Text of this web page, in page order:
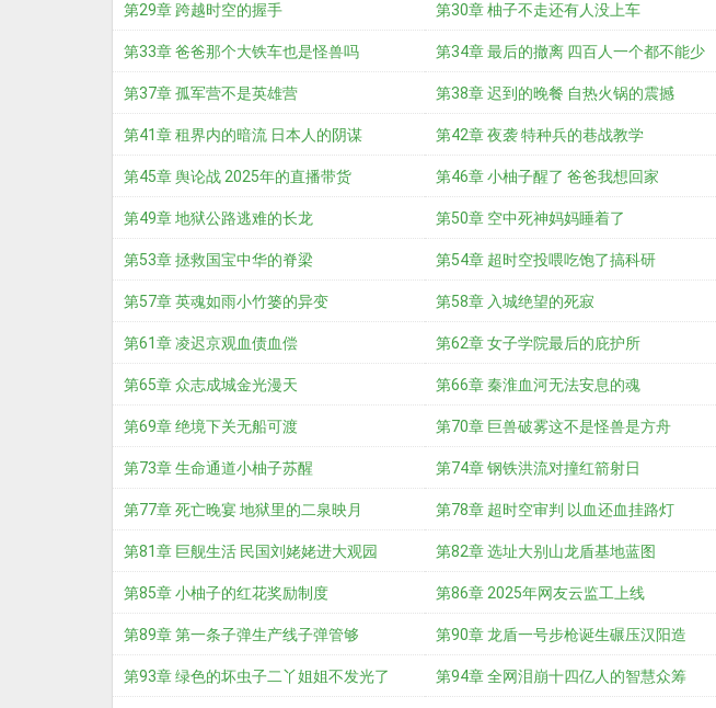
第29章 跨越时空的握手 第30章 柚子不走还有人没上车
第33章 爸爸那个大铁车也是怪兽吗 第34章 最后的撤离 四百人一个都不能少
第37章 孤军营不是英雄营 第38章 迟到的晚餐 自热火锅的震撼
第41章 租界内的暗流 日本人的阴谋 第42章 夜袭 特种兵的巷战教学
第45章 舆论战 2025年的直播带货 第46章 小柚子醒了 爸爸我想回家
第49章 地狱公路逃难的长龙 第50章 空中死神妈妈睡着了
第53章 拯救国宝中华的脊梁 第54章 超时空投喂吃饱了搞科研
第57章 英魂如雨小竹篓的异变 第58章 入城绝望的死寂
第61章 凌迟京观血债血偿 第62章 女子学院最后的庇护所
第65章 众志成城金光漫天 第66章 秦淮血河无法安息的魂
第69章 绝境下关无船可渡 第70章 巨兽破雾这不是怪兽是方舟
第73章 生命通道小柚子苏醒 第74章 钢铁洪流对撞红箭射日
第77章 死亡晚宴 地狱里的二泉映月 第78章 超时空审判 以血还血挂路灯
第81章 巨舰生活 民国刘姥姥进大观园 第82章 选址大别山龙盾基地蓝图
第85章 小柚子的红花奖励制度 第86章 2025年网友云监工上线
第89章 第一条子弹生产线子弹管够 第90章 龙盾一号步枪诞生碾压汉阳造
第93章 绿色的坏虫子二丫姐姐不发光了 第94章 全网泪崩十四亿人的智慧众筹